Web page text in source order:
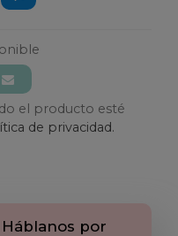
el producto esté
de privacidad.
por